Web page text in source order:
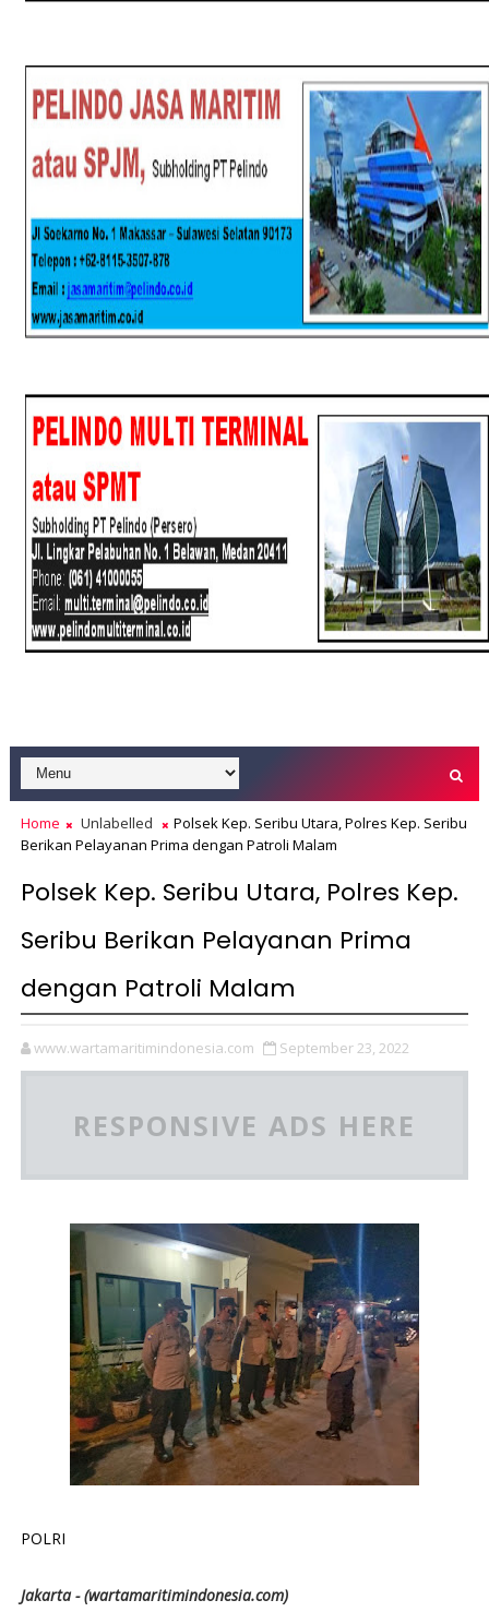
Home Unlabelled
Polsek Kep. Seribu Utara, Polres Kep. Seribu
Berikan Pelayanan Prima dengan Patroli Malam
Polsek Kep. Seribu Utara, Polres Kep.
Seribu Berikan Pelayanan Prima
dengan Patroli Malam
www.wartamaritimindonesia.com September 23, 2022
RESPONSIVE ADS HERE
POLRI
Jakarta - (wartamaritimindonesia.com)